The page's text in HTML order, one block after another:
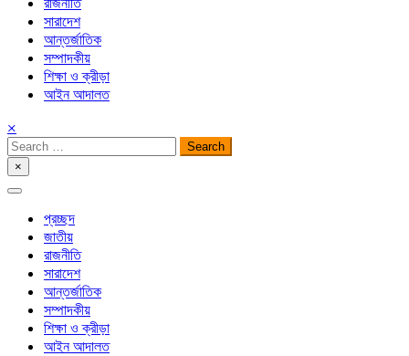
সারাদেশ
আন্তর্জাতিক
সম্পাদকীয়
শিক্ষা ও ক্রীড়া
আইন আদালত
×
Search
for:
×
প্রচ্ছদ
জাতীয়
রাজনীতি
সারাদেশ
আন্তর্জাতিক
সম্পাদকীয়
শিক্ষা ও ক্রীড়া
আইন আদালত